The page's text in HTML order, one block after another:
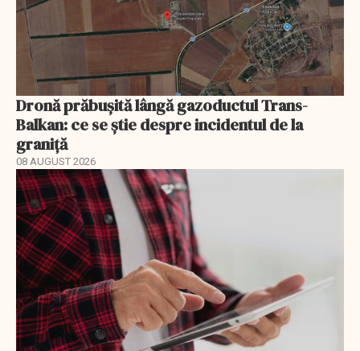
Dronă prăbușită lângă gazoductul Trans-
Balkan: ce se știe despre incidentul de la
graniță
08 AUGUST 2026